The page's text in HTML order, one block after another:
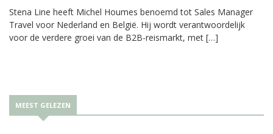
Stena Line heeft Michel Houmes benoemd tot Sales Manager
Travel voor Nederland en België. Hij wordt verantwoordelijk
voor de verdere groei van de B2B-reismarkt, met […]
MEEST GELEZEN